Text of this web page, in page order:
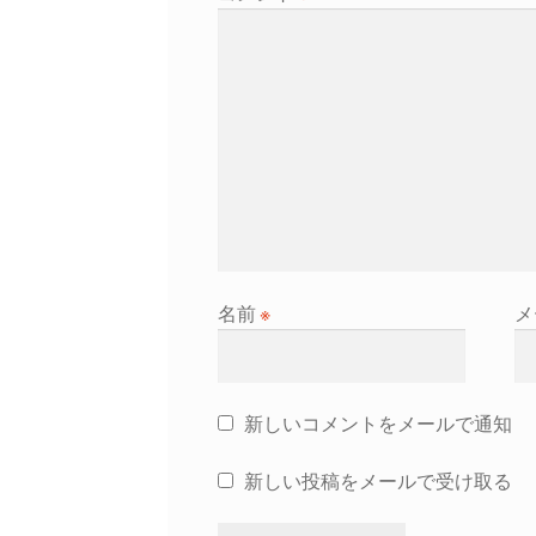
名前※
新しいコメントをメールで通知
新しい投稿をメールで受け取る